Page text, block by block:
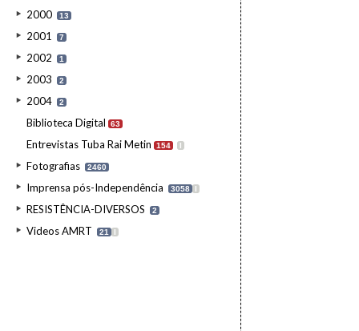
2000 13
2001 7
2002 1
2003 2
2004 2
Biblioteca Digital 63
Entrevistas Tuba Rai Metin 154 I
Fotografias 2460
Imprensa pós-Independência 3058 I
RESISTÊNCIA-DIVERSOS 2
Videos AMRT 21 I